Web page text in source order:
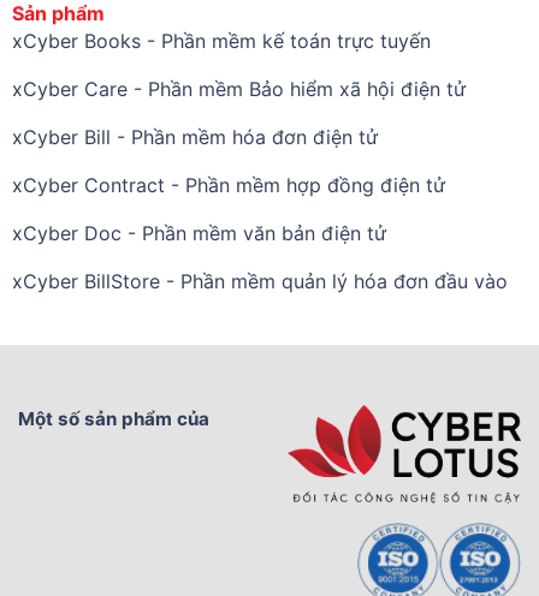
Sản phẩm
xCyber Books - Phần mềm kế toán trực tuyến
xCyber Care - Phần mềm Bảo hiểm xã hội điện tử
xCyber Bill - Phần mềm hóa đơn điện tử
xCyber Contract - Phần mềm hợp đồng điện tử
xCyber Doc - Phần mềm văn bản điện tử
xCyber BillStore - Phần mềm quản lý hóa đơn đầu vào
Một số sản phẩm của